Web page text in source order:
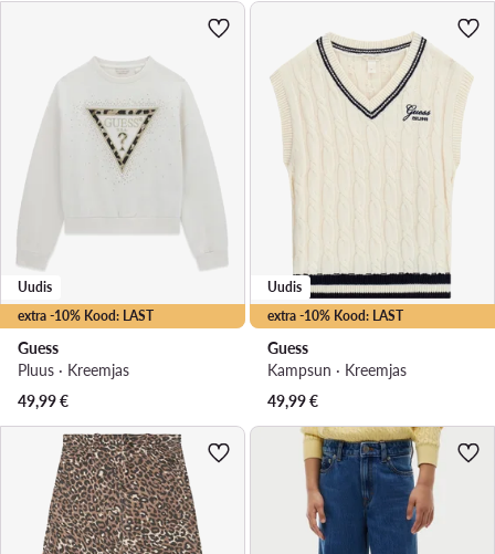
extra -10% Kood: LAST
Uudis
Guess
Pluus · Kreemjas
49,99€
extra -10% Kood: LAST
Uudis
Guess
Kampsun · Kreemjas
49,99€